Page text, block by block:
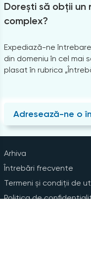
Dorești să obții un
complex?
Expediază-ne
din domeniu în cel mai
plasat în rubrica
Adresează-ne o
Arhiva
Întrebări frecvente
Termeni și condiții de
Politica de